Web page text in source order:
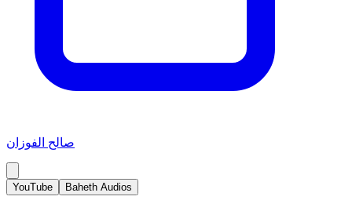
صالح الفوزان
YouTube Baheth Audios